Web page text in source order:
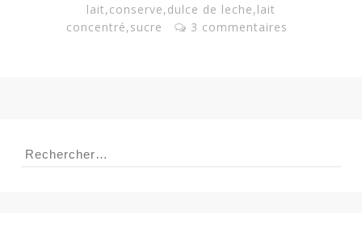
lait,conserve,dulce de leche,lait
concentré,sucre 3 commentaires
Rechercher :